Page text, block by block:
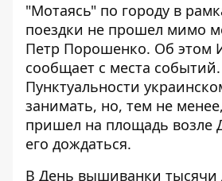
"Мотаясь" по городу в
поездки не прошел мимо
Петр Порошенко. Об этом
сообщает с места событий.
Пунктуальности
занимать, но, тем не
пришел на площадь возле
его дождаться.
В День вышиванки тысячи